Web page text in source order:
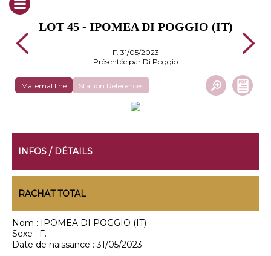
LOT 45 - IPOMEA DI POGGIO (IT)
F. 31/05/2023
Présentée par Di Poggio
Maternal line Stallion References
INFOS / DÉTAILS
RACHAT TOTAL
Nom : IPOMEA DI POGGIO (IT)
Sexe : F.
Date de naissance :31/05/2023